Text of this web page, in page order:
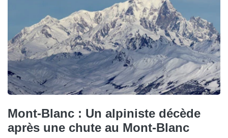
Mont-Blanc : Un alpiniste décède
après une chute au Mont-Blanc